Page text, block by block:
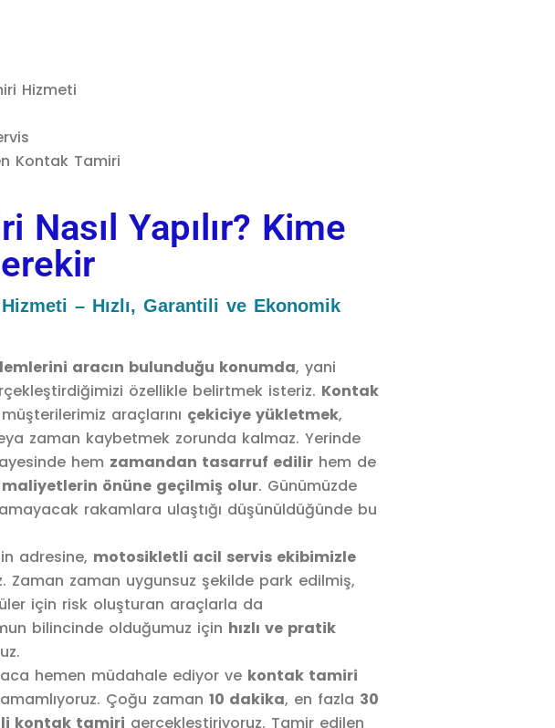
Hizmeti
Kontak Tamiri
Nasıl Yapılır? Kime
– Hızlı, Garantili ve Ekonomik
aracın bulunduğu konumda, yani
özellikle belirtmek isteriz. Kontak
araçlarını çekiciye yükletmek,
zaman kaybetmek zorunda kalmaz. Yerinde
hem zamandan tasarruf edilir hem de
önüne geçilmiş olur. Günümüzde
rakamlara ulaştığı düşünüldüğünde bu
adresine, motosikletli acil servis ekibimizle
Zaman zaman uygunsuz şekilde park edilmiş,
için risk oluşturan araçlarla da
bilincinde olduğumuz için hızlı ve pratik
hemen müdahale ediyor ve kontak tamiri
Çoğu zaman10 dakika, en fazla 30
kontak tamiri gerçekleştiriyoruz. Tamir edilen